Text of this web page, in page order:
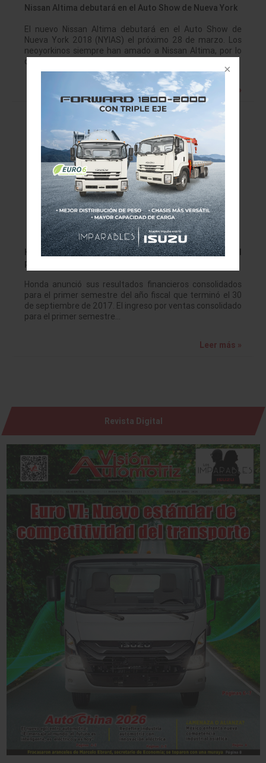
Nissan Altima debutará en el Auto Show de Nueva York
El nuevo Nissan Altima debutará en el Auto Show de
Nueva York 2018 (NYIAS) el próximo 28 de marzo. Los
neoyorkinos siempre han amado a Nissan Altima, por lo
que…
Leer más »
Honda presenta sus resultados consolidados del
primer semestre del Año Fiscal
Honda anunció sus resultados financieros consolidados
para el primer semestre del año fiscal que terminó el 30
de septiembre de 2017. El ingreso por ventas consolidado
para el primer semestre…
Leer más »
Revista Digital